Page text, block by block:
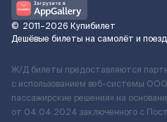
© 2011–2026 Купибилет
Дешёвые билеты на самолёт и
Ж/Д билеты предоставляются
с использованием веб-системы
пассажирские решения» на
от 04.04.2024 заключенного с